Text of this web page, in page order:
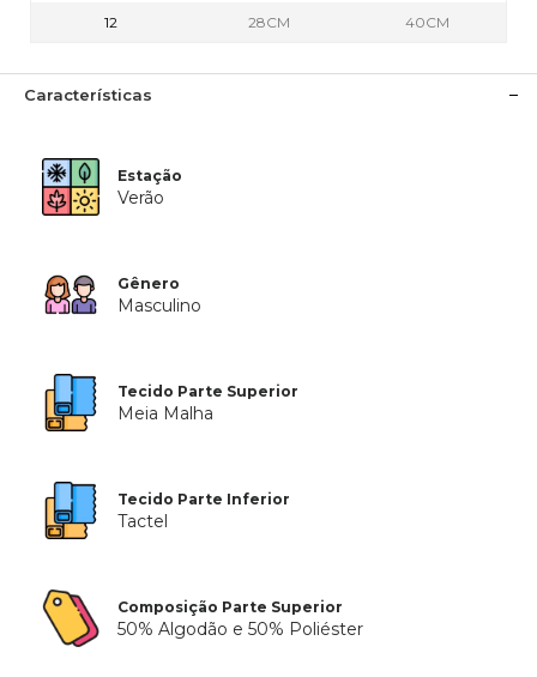
12 28CM 40CM
Características
Estação
Verão
Gênero
Masculino
Tecido Parte Superior
Meia Malha
Tecido Parte Inferior
Tactel
Composição Parte Superior
50% Algodão e 50% Poliéster